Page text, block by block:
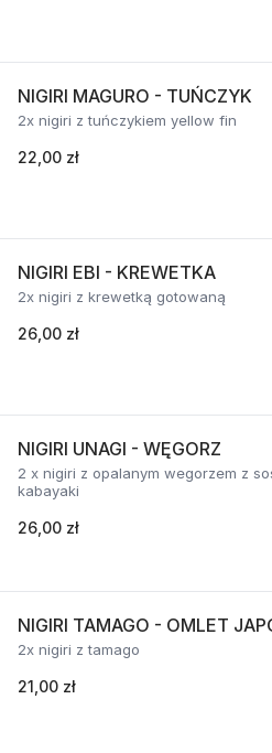
NIGIRI MAGURO - TUŃCZYK
2x nigiri z tuńczykiem yellow fin
22,00 zł
NIGIRI EBI - KREWETKA
2x nigiri z krewetką gotowaną
26,00 zł
NIGIRI UNAGI - WĘGORZ
2 x nigiri z opalanym wegorzem z
kabayaki
26,00 zł
NIGIRI TAMAGO - OMLET
2x nigiri z tamago
21,00 zł